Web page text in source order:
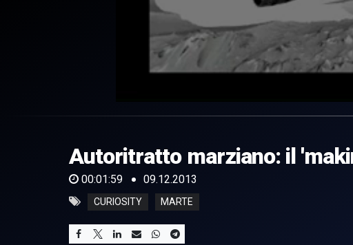
of
59
secondsVolume
0%
Autoritratto marziano: il
00:01:59 09.12.2013
CURIOSITY MARTE